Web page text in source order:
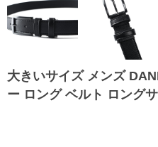
大きいサイズ メンズ
ー ロング ベルト ロング